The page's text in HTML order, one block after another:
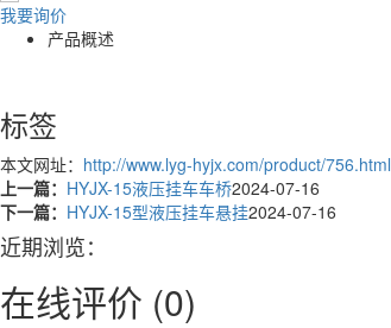
我要询价
产品概述
标签
本文网址： http://www.lyg-hyjx.com/product/756.html
上一篇： HYJX-15液压挂车车桥2024-07-16
下一篇： HYJX-15型液压挂车悬挂2024-07-16
近期浏览：
在线评价 (0)